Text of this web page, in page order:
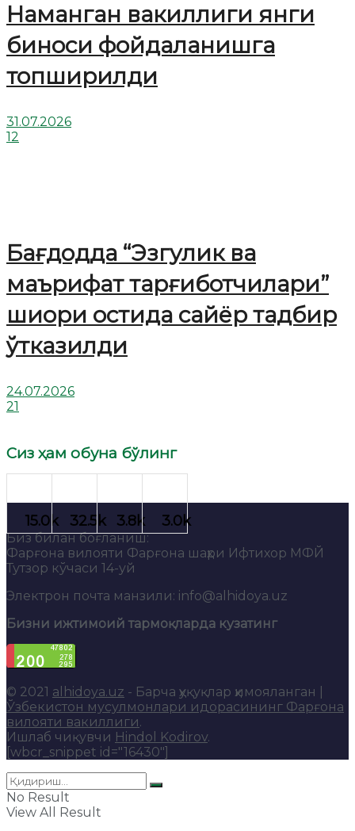
Наманган вакиллиги янги
биноси фойдаланишга
топширилди
31.07.2026
12
Бағдодда “Эзгулик ва
маърифат тарғиботчилари”
шиори остида сайёр тадбир
ўтказилди
24.07.2026
21
Сиз ҳам обуна бўлинг
Биз билан боғланиш:
Фарғона вилояти Фарғона шаҳри Ифтихор МФЙ
Тутзор кўчаси 14-уй
Электрон почта манзили: info@alhidoya.uz
Бизни ижтимоий тармоқларда кузатинг
© 2021 alhidoya.uz - Барча ҳуқуқлар ҳимояланган |
Ўзбекистон мусулмонлари идорасининг Фарғона
вилояти вакиллиги.
Ишлаб чиқувчи Hindol Kodirov.
[wbcr_snippet id="16430"]
No Result
View All Result